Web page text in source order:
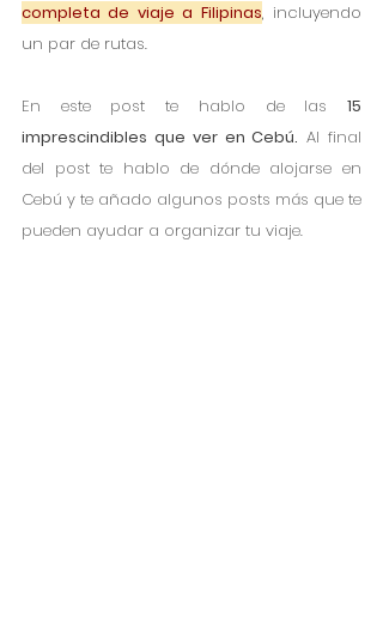
completa de viaje a Filipinas, incluyendo
un par de rutas.
En este post te hablo de las 15
imprescindibles que ver en Cebú. Al final
del post te hablo de dónde alojarse en
Cebú y te añado algunos posts más que te
pueden ayudar a organizar tu viaje.